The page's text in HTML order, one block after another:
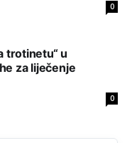
0
trotinetu“ u
za liječenje
0